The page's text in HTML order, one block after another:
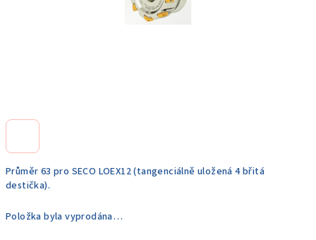
Průměr 63 pro SECO LOEX12 (tangenciálně uložená 4 břitá
destička).
Položka byla vyprodána…